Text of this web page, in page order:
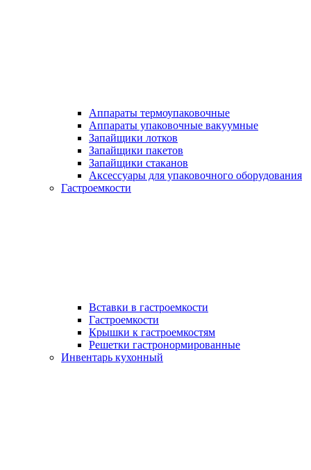
Аппараты термоупаковочные
Аппараты упаковочные вакуумные
Запайщики лотков
Запайщики пакетов
Запайщики стаканов
Аксессуары для упаковочного оборудования
Гастроемкости
Вставки в гастроемкости
Гастроемкости
Крышки к гастроемкостям
Решетки гастронормированные
Инвентарь кухонный